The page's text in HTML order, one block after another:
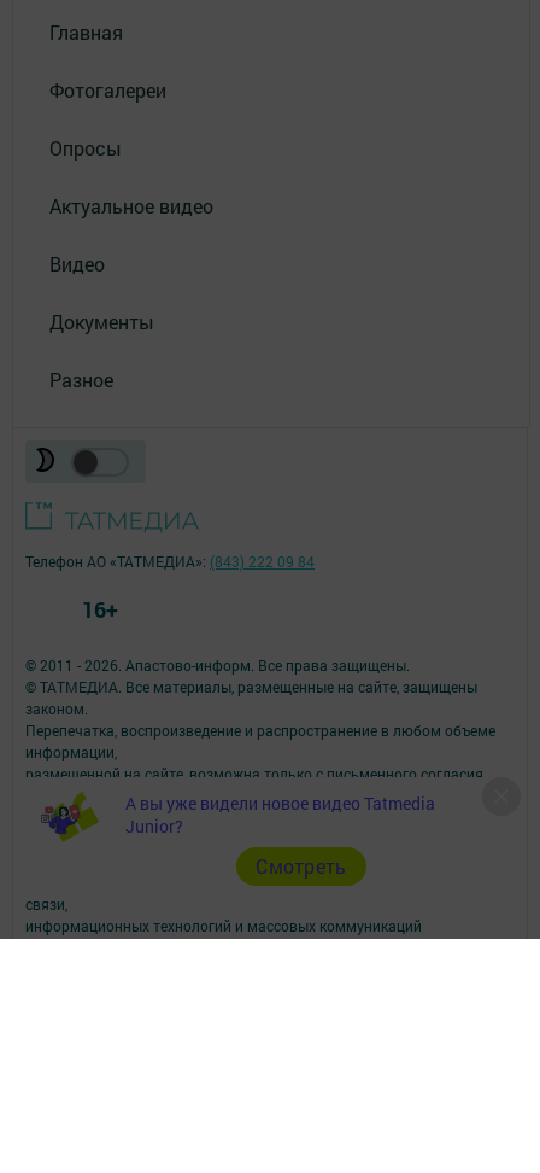
Главная
Фотогалереи
Опросы
Актуальное видео
Видео
Документы
Разное
А вы уже видели новое видео Tatmedia
Junior?
Cмотреть
© 2011 - 2026. Апастово-информ. Все права защищены.
© ТАТМЕДИА. Все материалы, размещенные на сайте, защищены
законом.
Перепечатка, воспроизведение и распространение в любом объеме
информации,
размещенной на сайте, возможна только с письменного согласия
редакций СМИ.
При поддержке Республиканского агентства по печати и массовым
коммуникациям.
Наименование СМИ: Апастово-информ
СМИ зарегистрировано Федеральной службой по надзору в сфере
связи,
информационных технологий и массовых коммуникаций
Телефон АО «ТАТМЕДИА»: (843) 222 09 84
16+